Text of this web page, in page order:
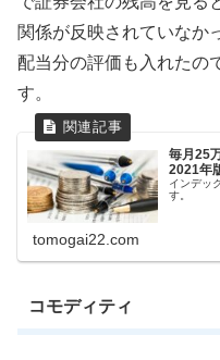
関係が反映されていなか
配当分の評価も入れたの
す。
毎月25
2021年
インデッ
す。
tomogai22.com
コモディティ